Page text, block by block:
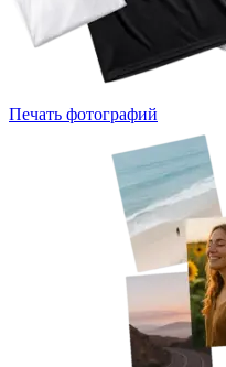
Печать фотографий